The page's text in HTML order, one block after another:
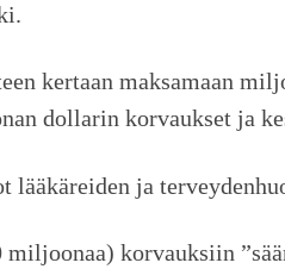
kertaan maksamaan
dollarin korvaukset ja
lääkäreiden ja
korvauksiin